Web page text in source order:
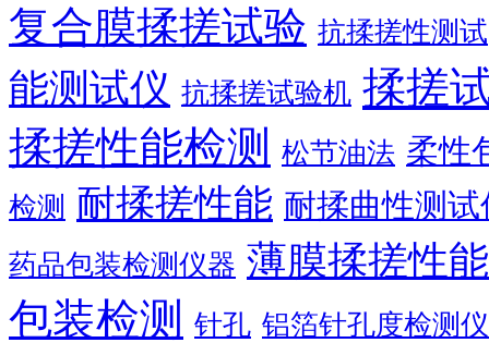
复合膜揉搓试验 抗揉搓性测试
能测试仪 抗揉搓试验机 揉搓
揉搓性能检测
松节油法 柔性
检测 耐揉搓性能 耐揉曲性测试
药品包装检测仪器 薄膜揉搓性
包装检测 针孔 铝箔针孔度检测